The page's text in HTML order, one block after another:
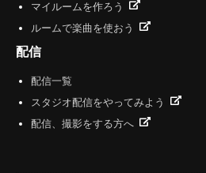
マイルームを作ろう
ルームで楽曲を使おう
配信
配信一覧
スタジオ配信をやってみよう
配信、撮影をする方へ